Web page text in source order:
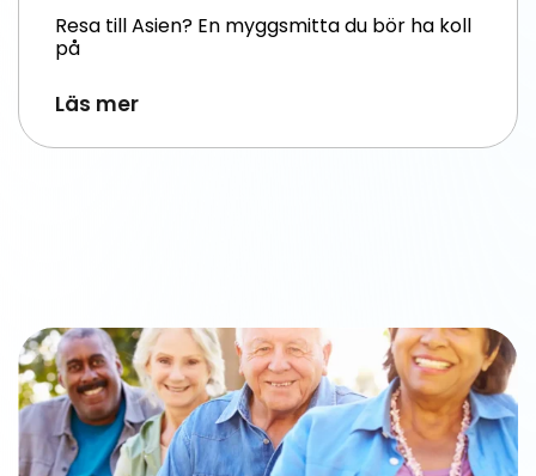
Resa till Asien? En myggsmitta du bör ha koll
på
Läs mer